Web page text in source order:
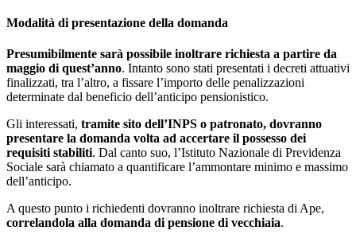
Modalità di presentazione della domanda
Presumibilmente sarà possibile inoltrare richiesta a partire da
maggio di quest’anno. Intanto sono stati presentati i decreti attuativi
finalizzati, tra l’altro, a fissare l’importo delle penalizzazioni
determinate dal beneficio dell’anticipo pensionistico.
Gli interessati, tramite sito dell’INPS o patronato, dovranno
presentare la domanda volta ad accertare il possesso dei
requisiti stabiliti. Dal canto suo, l’Istituto Nazionale di Previdenza
Sociale sarà chiamato a quantificare l’ammontare minimo e massimo
dell’anticipo.
A questo punto i richiedenti dovranno inoltrare richiesta di Ape,
correlandola alla domanda di pensione di vecchiaia.